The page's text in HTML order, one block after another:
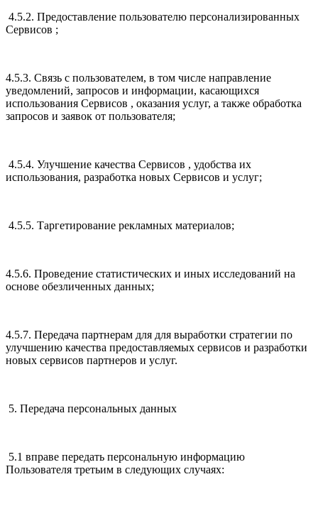
4.5.2. Предоставление пользователю персонализированных
Сервисов ;
4.5.3. Связь с пользователем, в том числе направление
уведомлений, запросов и информации, касающихся
использования Сервисов , оказания услуг, а также обработка
запросов и заявок от пользователя;
4.5.4. Улучшение качества Сервисов , удобства их
использования, разработка новых Сервисов и услуг;
4.5.5. Таргетирование рекламных материалов;
4.5.6. Проведение статистических и иных исследований на
основе обезличенных данных;
4.5.7. Передача партнерам для для выработки стратегии по
улучшению качества предоставляемых сервисов и разработки
новых сервисов партнеров и услуг.
5. Передача персональных данных
5.1 вправе передать персональную информацию
Пользователя третьим в следующих случаях: